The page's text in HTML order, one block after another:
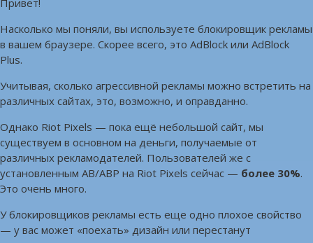
Насколько мы поняли, вы используете блокировщик рекламы
в вашем браузере. Скорее всего, это AdBlock или AdBlock
Plus.
Учитывая, сколько агрессивной рекламы можно встретить на
различных сайтах, это, возможно, и оправданно.
Однако Riot Pixels — пока ещё небольшой сайт, мы
существуем в основном на деньги, получаемые от
различных рекламодателей. Пользователей же с
установленным AB/ABP на Riot Pixels сейчас — более 30%.
Это очень много.
У блокировщиков рекламы есть еще одно плохое свойство
— у вас может «поехать» дизайн или перестанут